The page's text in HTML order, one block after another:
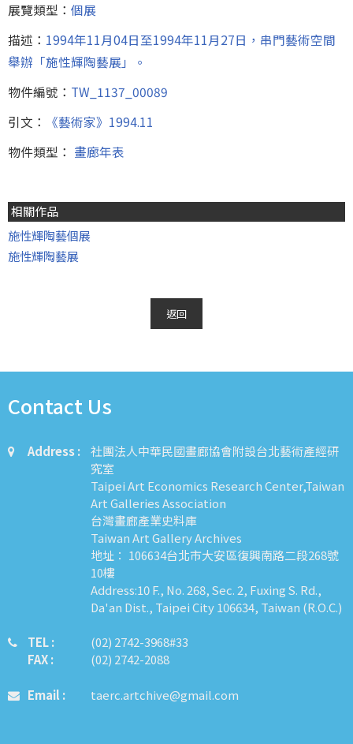
展覽類型： 個展
描述： 1994年11月04日至1994年11月27日，串門藝術空間
舉辦「施性輝陶藝展」。
物件編號： TW_1137_00089
引文：
《藝術家》1994.11
物件類型： 畫廊年表
相關作品
施性輝陶藝個展
施性輝陶藝展
返回
Contact Us
Address :
社團法人中華民國畫廊協會附設台北藝術產經研
究室
Taipei Art Economics Research Center,Taiwan
Art Galleries Association
台灣畫廊產業史料庫
Taiwan Art Gallery Archives
地址： 106634台北市大安區復興南路二段268號
10樓
Address:10 F., No. 268, Sec. 2, Fuxing S. Rd.,
Da'an Dist., Taipei City 106634, Taiwan (R.O.C.)
TEL :
FAX :
​​​​(02) 2742-3968#33
(02) 2742-2088
Email : taerc.artchive@gmail.com